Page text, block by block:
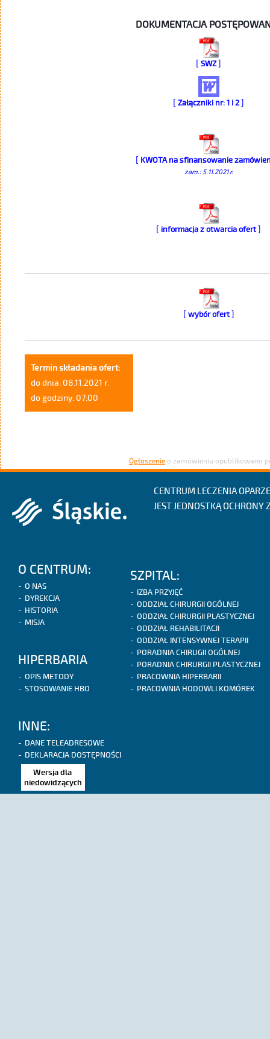
DOKUMENTACJA
[ SWZ]
[ Załączniki nr: 1 i 2]
[ KWOTA na sfinansowanie
zam.: 5.11.2021 r.
[ informacja z otwarcia ofert]
[ wybór ofert]
Termin składania ofert:
do dnia: 08.11.2021 r.
do godziny: 07:00
Ogłoszenie o zamówieniu opublikowano
CENTRUM LECZENIA
JEST JEDNOSTKĄ
O CENTRUM:
O NAS
DYREKCJA
HISTORIA
MISJA
HIPERBARIA
OPIS METODY
STOSOWANIE HBO
SZPITAL:
IZBA PRZYJĘĆ
ODDZIAŁ CHIRURGII OGÓLNEJ
ODDZIAŁ CHIRURGII PLASTYCZNEJ
ODDZIAŁ REHABILITACJI
ODDZIAŁ INTENSYWNEJ TERAPII
PORADNIA CHIRUGII OGÓLNEJ
PORADNIA CHIRURGII PLASTYCZNEJ
PRACOWNIA HIPERBARII
PRACOWNIA HODOWLI KOMÓREK
INNE:
DANE TELEADRESOWE
DEKLARACJA DOSTĘPNOŚCI
Wersja dla
niedowidzących